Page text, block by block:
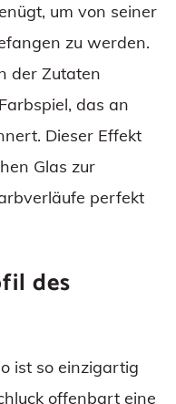
um von seiner
zu werden.
der Zutaten
das an
Dieser Effekt
Glas zur
perfekt
des
ist so einzigartig
offenbart eine